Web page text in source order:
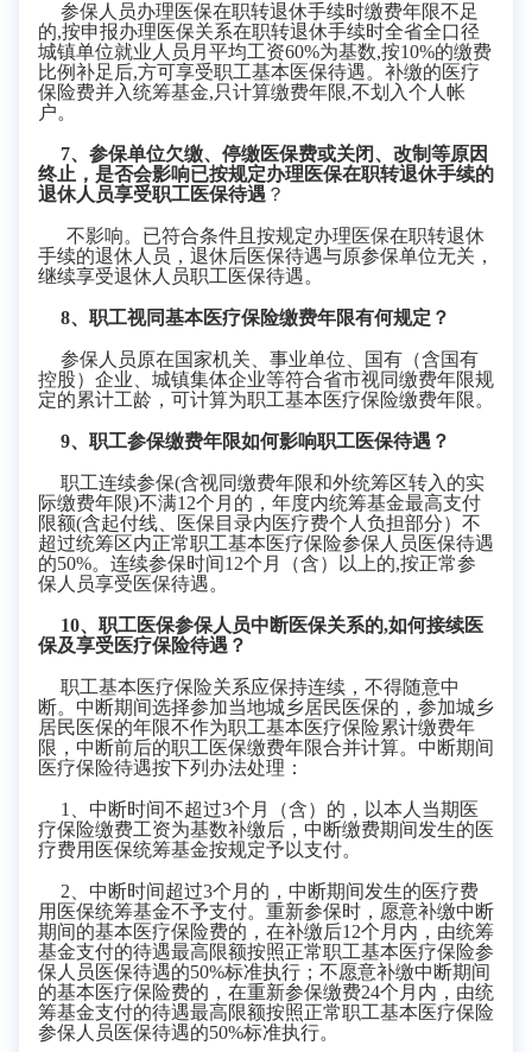
参保人员办理医保在职转退休手续时缴费年限不足
的,按申报办理医保关系在职转退休手续时全省全口径
城镇单位就业人员月平均工资60%为基数,按10%的缴费
比例补足后,方可享受职工基本医保待遇。补缴的医疗
保险费并入统筹基金, 只计算缴费年限,不划入个人帐
户。
7、参保单位欠缴、停缴医保费或关闭、 改制等原因
终止，是否会影响已按规定办理医保在职转退休手续的
退休人员享受职工医保待遇 ？
不影响。已符合条件 且 按规定办理医保在职转退休
手续的退休人员， 退休后医保待遇与原参保单位无关 ，
继续享受退休人员职工医保待遇。
8、职工视同基本医疗保险缴费年限有何规定？
参保人员原在国家机关、事业单位、国有（含国有
控股）企业、城镇集体企业等符合省市视同缴费年限规
定的累计工龄，可计算为职工基本医疗保险缴费年限。
9、职工参保缴费年限如何影响职工医保待遇？
职工连续参保(含视同缴费年限和外统筹区转入的实
际缴费年限)不满12个月的，年度内统筹基金最高支付
限额(含起付线、医保目录内医疗费个人负担部分）不
超过统筹区内正常职工基本医疗保险参保人员医保待遇
的50%。连续参保时间12个月（含）以上的,按正常参
保人员享受医保待遇。
10、职工医保参保人员中断医保关系的,如何接续医
保及享受医疗保险待遇？
职工基本医疗保险关系应保持连续，不得随意中
断。中断期间选择参加当地城乡居民医保的，参加城乡
居民医保的年限不作为职工基本医疗保险累计缴费年
限，中断前后的职工医保缴费年限合并计算。中断期间
医疗保险待遇按下列办法处理：
1、中断时间不超过3个月（含）的，以本人当期医
疗保险缴费工资为基数补缴后，中断缴费期间发生的医
疗费用医保统筹基金按规定予以支付。
2、中断时间超过3个月的，中断期间发生的医疗费
用医保统筹基金不予支付。重新参保时，愿意补缴中断
期间的基本医疗保险费的，在补缴后12个月内，由统筹
基金支付的待遇最高限额按照正常职工基本医疗保险参
保人员医保待遇的50%标准执行；不愿意补缴中断期间
的基本医疗保险费的，在重新参保缴费24个月内，由统
筹基金支付的待遇最高限额按照正常职工基本医疗保险
参保人员医保待遇的50%标准执行。